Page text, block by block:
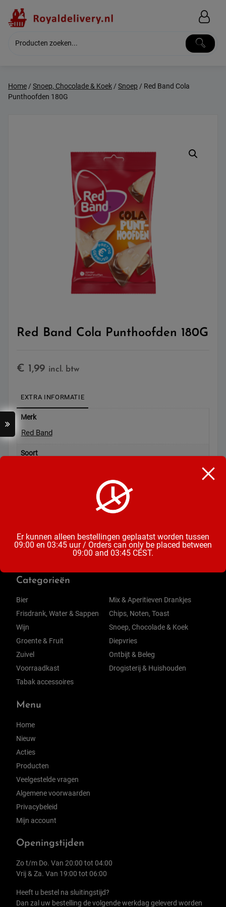
content
Home/ Snoep, Chocolade & Koek/ Snoep / Red Band Cola
Punthoofden 180G
Red Band Cola Punthoofden 180G
€ 1,99 incl. btw
EXTRA INFORMATIE
Merk
Red Band
Soort
Categorieën
Bier
Frisdrank, Water & Sappen
Wijn
Groente & Fruit
Zuivel
Voorraadkast
Tabak accessoires
Mix & Aperitieven Drankjes
Chips, Noten, Toast
Snoep, Chocolade & Koek
Diepvries
Ontbijt & Beleg
Drogisterij & Huishouden
Menu
Home
Nieuw
Acties
Producten
Veelgestelde vragen
Algemene voorwaarden
Privacybeleid
Mijn account
Openingstijden
Zo t/m Do. Van 20:00 tot 04:00
Vrij & Za. Van 19:00 tot 06:00
Heeft u bestel na sluitingstijd?
Dan zal uw bestelling de volgende werkdag geleverd worden
Er kunnen alleen bestellingen geplaatst worden tussen
09:00 en 03:45 uur / Orders can only be placed between
09:00 and 03:45 CEST.